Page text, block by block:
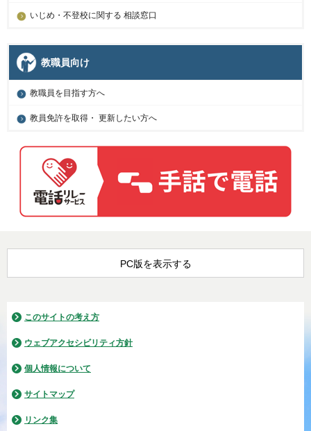
いじめ・不登校に関する 相談窓口
教職員向け
教職員を目指す方へ
教員免許を取得・ 更新したい方へ
PC版を表示する
このサイトの考え方
ウェブアクセシビリティ方針
個人情報について
サイトマップ
リンク集